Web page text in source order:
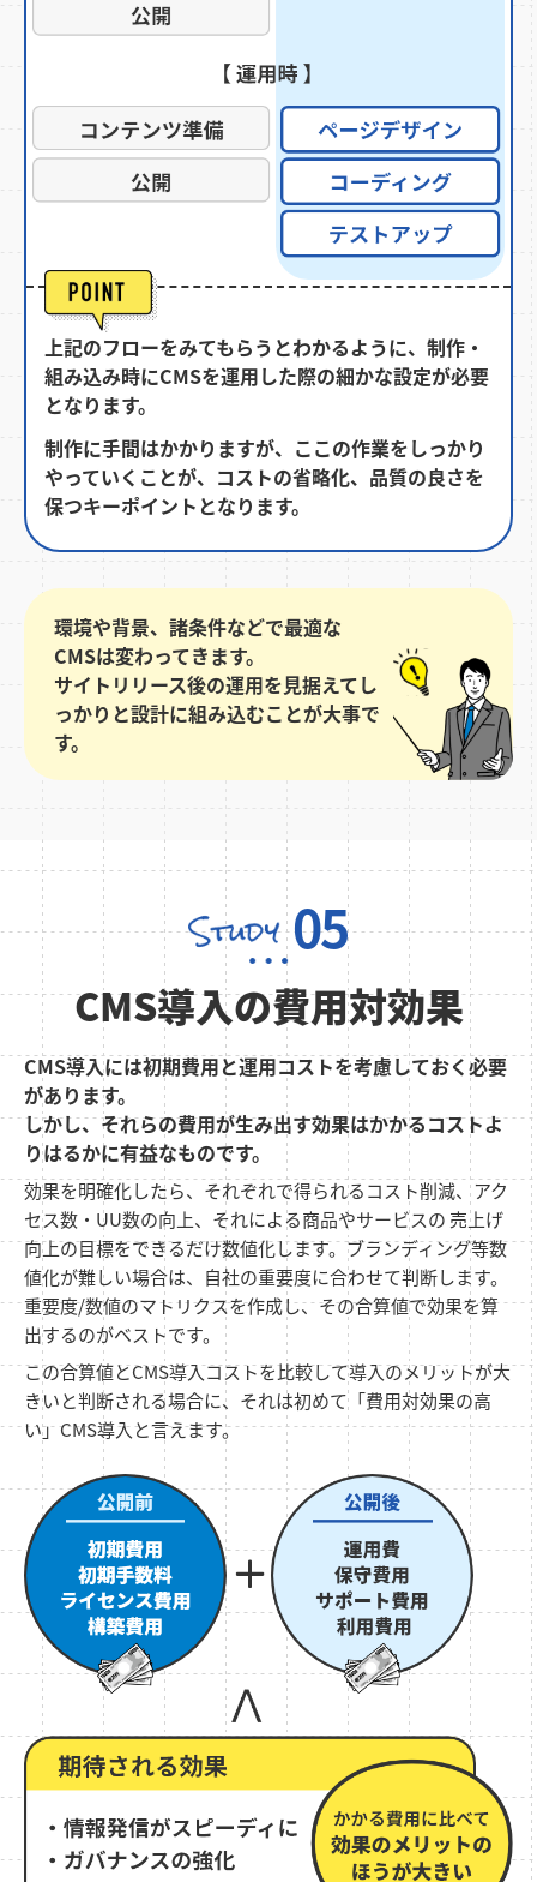
上記のフローをみてもらうとわかるように、制作・
組み込み時にCMSを運用した際の細かな設定が必要
となります。
制作に手間はかかりますが、ここの作業をしっかり
やっていくことが、コストの省略化、品質の良さを
保つキーポイントとなります。
環境や背景、諸条件などで最適な
CMSは変わってきます。
サイトリリース後の運用を見据えてし
っかりと設計に組み込むことが大事で
す。
05
CMS導入の費用対効果
CMS導入には初期費用と運用コストを考慮しておく必要
があります。
しかし、それらの費用が生み出す効果はかかるコストよ
りはるかに有益なものです。
効果を明確化したら、それぞれで得られるコスト削減、アク
セス数・UU数の向上、それによる商品やサービスの 売上げ
向上の目標をできるだけ数値化します。ブランディング等数
値化が難しい場合は、自社の重要度に合わせて判断します。
重要度/数値のマトリクスを作成し、その合算値で効果を算
出するのがベストです。
この合算値とCMS導入コストを比較して導入のメリットが大
きいと判断される場合に、 それは初めて「費用対効果の高
い」CMS導入と言えます。